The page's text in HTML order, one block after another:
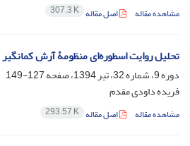
مشاهده مقاله اصل مقاله 307.3 K
تحلیل روایت اسطوره‌ای منظومۀ آرش کمانگیر
دوره 9، شماره 32، تیر 1394، صفحه
127-149
فریده داودی مقدم
مشاهده مقاله اصل مقاله 293.57 K